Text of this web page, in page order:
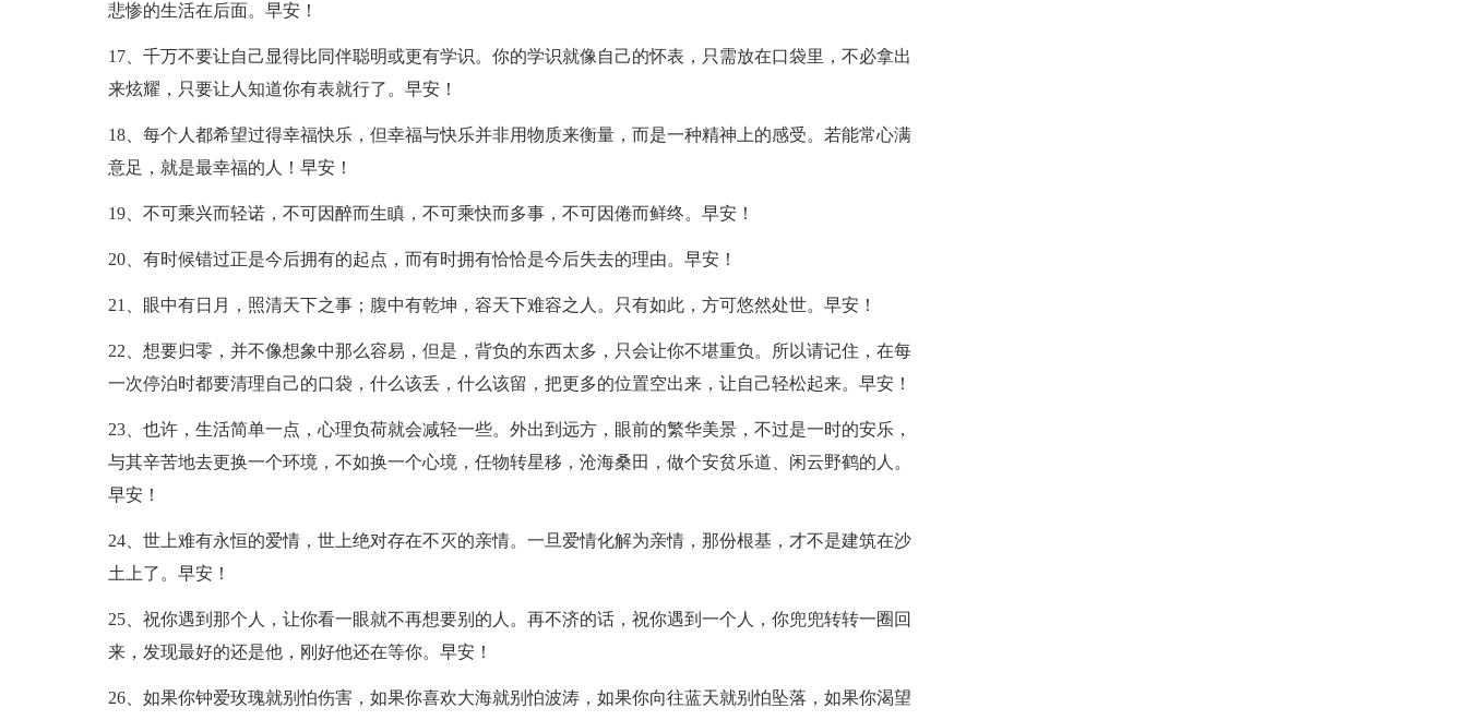
悲惨的生活在后面。早安！
17、千万不要让自己显得比同伴聪明或更有学识。你的学识就像自己的怀表，只需放在口袋里，不必拿出
来炫耀，只要让人知道你有表就行了。早安！
18、每个人都希望过得幸福快乐，但幸福与快乐并非用物质来衡量，而是一种精神上的感受。若能常心满
意足，就是最幸福的人！早安！
19、不可乘兴而轻诺，不可因醉而生瞋，不可乘快而多事，不可因倦而鲜终。早安！
20、有时候错过正是今后拥有的起点，而有时拥有恰恰是今后失去的理由。早安！
21、眼中有日月，照清天下之事；腹中有乾坤，容天下难容之人。只有如此，方可悠然处世。早安！
22、想要归零，并不像想象中那么容易，但是，背负的东西太多，只会让你不堪重负。所以请记住，在每
一次停泊时都要清理自己的口袋，什么该丢，什么该留，把更多的位置空出来，让自己轻松起来。早安！
23、也许，生活简单一点，心理负荷就会减轻一些。外出到远方，眼前的繁华美景，不过是一时的安乐，
与其辛苦地去更换一个环境，不如换一个心境，任物转星移，沧海桑田，做个安贫乐道、闲云野鹤的人。
早安！
24、世上难有永恒的爱情，世上绝对存在不灭的亲情。一旦爱情化解为亲情，那份根基，才不是建筑在沙
土上了。早安！
25、祝你遇到那个人，让你看一眼就不再想要别的人。再不济的话，祝你遇到一个人，你兜兜转转一圈回
来，发现最好的还是他，刚好他还在等你。早安！
26、如果你钟爱玫瑰就别怕伤害，如果你喜欢大海就别怕波涛，如果你向往蓝天就别怕坠落，如果你渴望